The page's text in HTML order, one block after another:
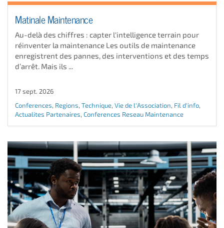
Matinale Maintenance
Au-delà des chiffres : capter l'intelligence terrain pour
réinventer la maintenance Les outils de maintenance
enregistrent des pannes, des interventions et des temps
d’arrêt. Mais ils ...
17 sept. 2026
Conferences, Regions, Technique, Vie de l'Association, Fil d'info,
Actualites Partenaires, Conferences Reseau Maintenance